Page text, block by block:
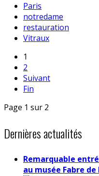
Paris
notredame
restauration
Vitraux
1
2
Suivant
Fin
Page 1 sur 2
Dernières actualités
Remarquable
au musée Fabre